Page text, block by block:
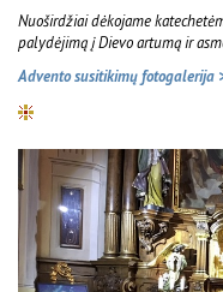
Nuoširdžiai dėkojame
palydėjimą į Dievo artumą ir
Advento susitikimų fotogalerija